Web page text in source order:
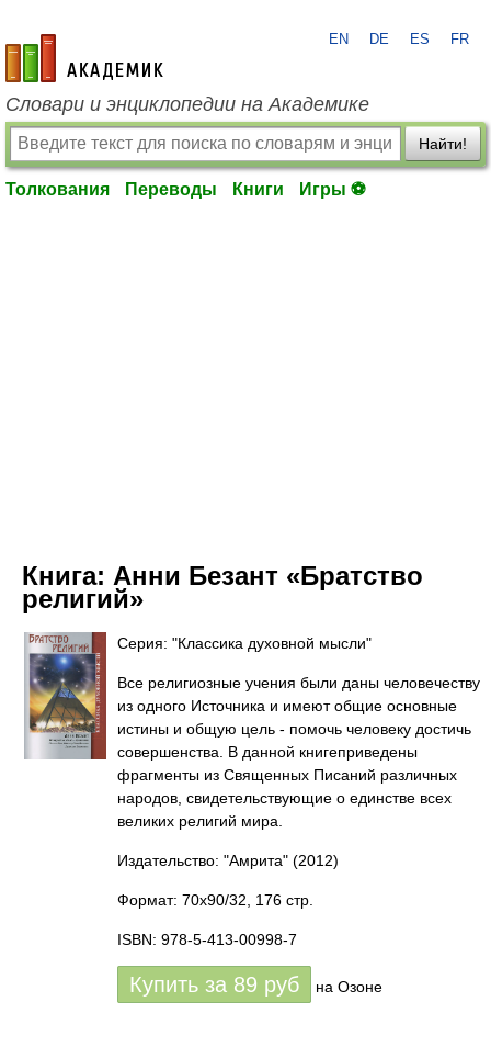
academic.ru
EN DE ES FR
Словари и энциклопедии на Академике
Найти!
Толкования Переводы Книги Игры ⚽
Книга: Анни Безант «Братство
религий»
Серия: "Классика духовной мысли"
Все религиозные учения были даны человечеству
из одного Источника и имеют общие основные
истины и общую цель - помочь человеку достичь
совершенства. В данной книгеприведены
фрагменты из Священных Писаний различных
народов, свидетельствующие о единстве всех
великих религий мира.
Издательство: "Амрита" (2012)
Формат: 70x90/32, 176 стр.
ISBN: 978-5-413-00998-7
Купить за 89 руб на Озоне